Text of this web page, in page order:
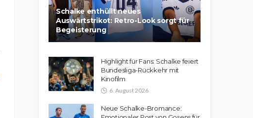
Schalke enthüllt neues
Auswärtstrikot: Retro-Look sorgt für
Begeisterung
Highlight für Fans: Schalke feiert
Bundesliga-Rückkehr mit
Kinofilm
6. August 2026
Neue Schalke-Bromance: